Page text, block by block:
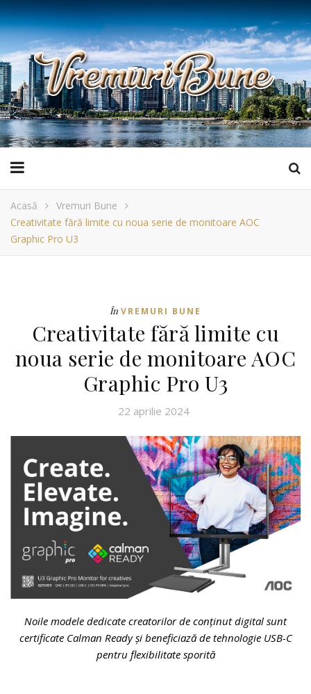
Acasă
Vremuri Bune
Creativitate fără limite cu noua serie de monitoare AOC
Graphic Pro U3
În VREMURI BUNE
Creativitate fără limite cu
noua serie de monitoare AOC
Graphic Pro U3
22 aprilie 2024
Noile modele dedicate creatorilor de conținut digital sunt
certificate Calman Ready și beneficiază de tehnologie USB-C
pentru flexibilitate sporită